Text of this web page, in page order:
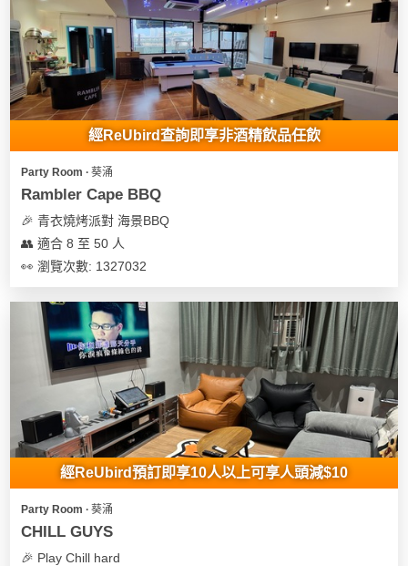
經ReUbird查詢即享非酒精飲品任飲
Party Room ∙ 葵涌
Rambler Cape BBQ
🎉 青衣燒烤派對 海景BBQ
👥 適合 8 至 50 人
👀 瀏覽次數: 1327032
經ReUbird預訂即享10人以上可享人頭減$10
Party Room ∙ 葵涌
CHILL GUYS
🎉 Play Chill hard